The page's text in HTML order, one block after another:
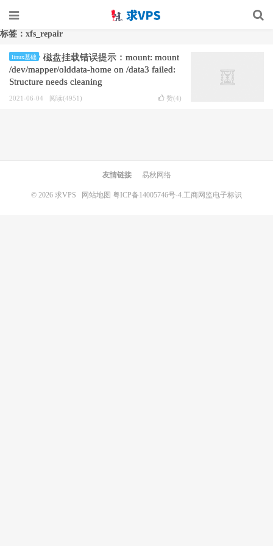
标签：xfs_repair
linux基础
磁盘挂载错误提示：mount: mount
/dev/mapper/olddata-home on /data3 failed:
Structure needs cleaning
2021-06-04 阅读(4951) 赞(4)
友情链接 易秋网络
© 2026 求VPS 网站地图 粤ICP备14005746号-4.工商网监电子标识